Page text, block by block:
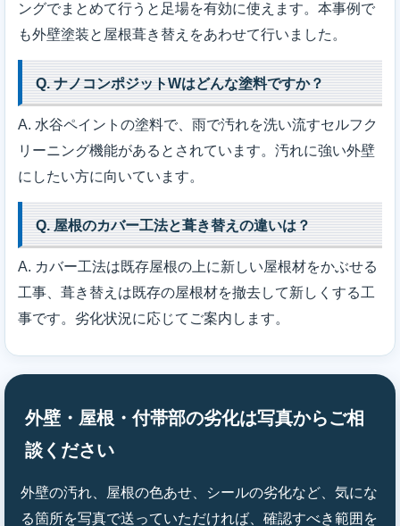
ングでまとめて行うと足場を有効に使えます。本事例で
も外壁塗装と屋根葺き替えをあわせて行いました。
Q. ナノコンポジットWはどんな塗料ですか？
A. 水谷ペイントの塗料で、雨で汚れを洗い流すセルフク
リーニング機能があるとされています。汚れに強い外壁
にしたい方に向いています。
Q. 屋根のカバー工法と葺き替えの違いは？
A. カバー工法は既存屋根の上に新しい屋根材をかぶせる
工事、葺き替えは既存の屋根材を撤去して新しくする工
事です。劣化状況に応じてご案内します。
外壁・屋根・付帯部の劣化は写真からご相
談ください
外壁の汚れ、屋根の色あせ、シールの劣化など、気にな
る箇所を写真で送っていただければ、確認すべき範囲を